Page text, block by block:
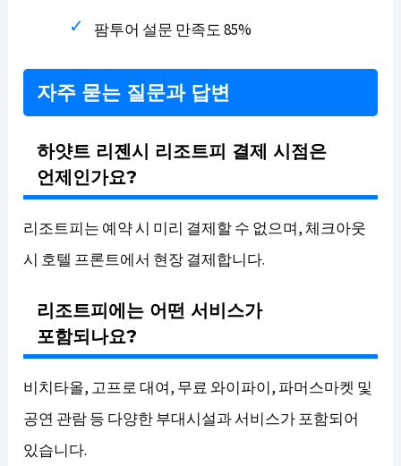
팜투어 설문 만족도 85%
자주 묻는 질문과 답변
하얏트 리젠시 리조트피 결제 시점은
언제인가요?
리조트피는 예약 시 미리 결제할 수 없으며, 체크아웃
시 호텔 프론트에서 현장 결제합니다.
리조트피에는 어떤 서비스가
포함되나요?
비치타올, 고프로 대여, 무료 와이파이, 파머스마켓 및
공연 관람 등 다양한 부대시설과 서비스가 포함되어
있습니다.